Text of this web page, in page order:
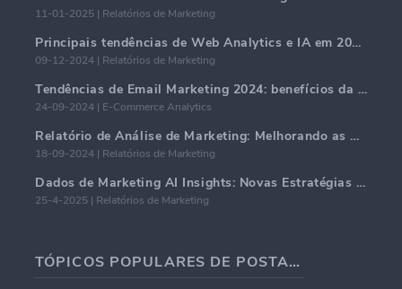
11-01-2025 | Relatórios de Marketing
Principais tendências de Web Analytics e IA em 2024
09-12-2024 | Relatórios de Marketing
Tendências de Email Marketing 2024: benefícios da hiper-personalização
24-09-2024 | E-Commerce Analytics
Relatório de Análise de Marketing: Melhorando as Percepções de Negócios
18-09-2024 | Relatórios de Marketing
Dados de Marketing AI Insights: Novas Estratégias de Negócios para 2024
25-4-2025 | Relatórios de Marketing
TÓPICOS POPULARES DE POSTAGENS EM BLOG